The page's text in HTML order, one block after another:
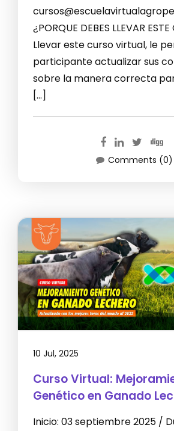
¿PORQUE DEBES LLEVAR
Llevar este curso virtual, le
participante actualizar sus
sobre la manera correcta
[…]
Comments (0)
10 Jul, 2025
Curso Virtual:
Genético en Ganado
Inicio: 03 septiembre 2025 /